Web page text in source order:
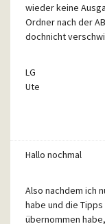
wieder keine
Ordner nach der
dochnicht
LG
Ute
Hallo nochmal
Also nachdem ich
habe und die
übernommen